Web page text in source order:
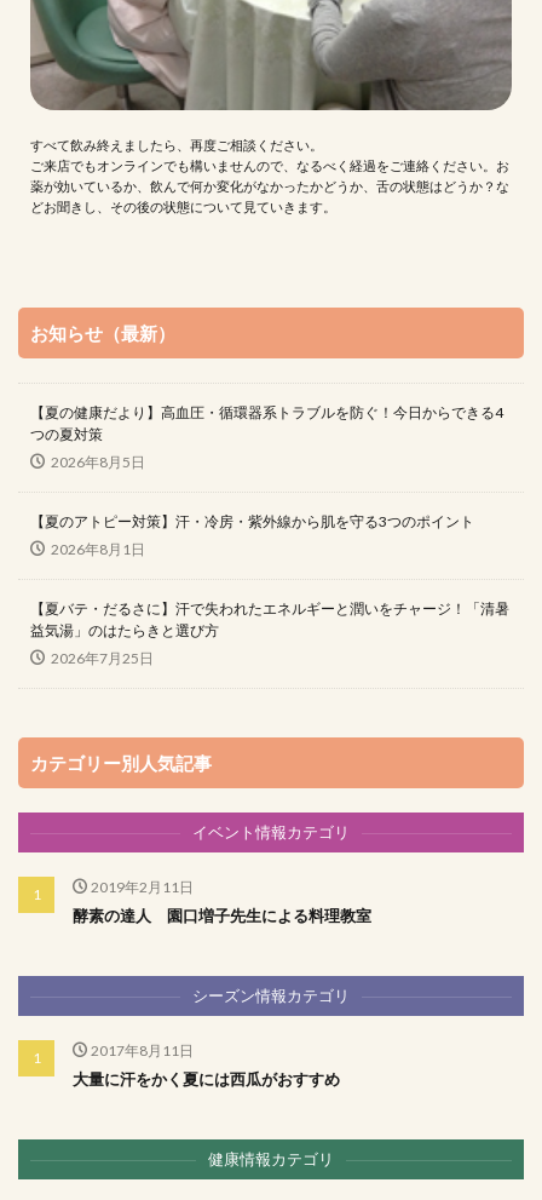
すべて飲み終えましたら、再度ご相談ください。
ご来店でもオンラインでも構いませんので、なるべく経過をご連絡ください。お
薬が効いているか、飲んで何か変化がなかったかどうか、舌の状態はどうか？な
どお聞きし、その後の状態について見ていきます。
お知らせ（最新）
【夏の健康だより】高血圧・循環器系トラブルを防ぐ！今日からできる4
つの夏対策
2026年8月5日
【夏のアトピー対策】汗・冷房・紫外線から肌を守る3つのポイント
2026年8月1日
【夏バテ・だるさに】汗で失われたエネルギーと潤いをチャージ！「清暑
益気湯」のはたらきと選び方
2026年7月25日
カテゴリー別人気記事
イベント情報カテゴリ
2019年2月11日
酵素の達人 園口増子先生による料理教室
シーズン情報カテゴリ
2017年8月11日
大量に汗をかく夏には西瓜がおすすめ
健康情報カテゴリ